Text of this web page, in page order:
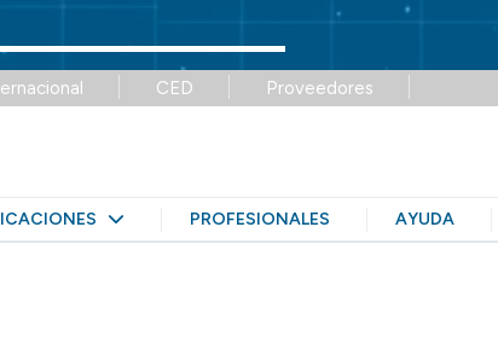
años de historia.
CED Proveedores
PROFESIONALES AYUDA